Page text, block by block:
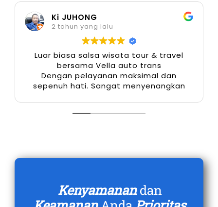
5. Performa Andal dan Keamanan
Maksimal
Toyota Alphard memiliki mesin bertenaga serta
fitur keselamatan canggih seperti Vehicle
Stability Control, Hill-Start Assist, dan 7 SRS
Airbags. Dalam menghadapi kondisi jalan di
Kalimantan yang bervariasi, performa dan
keamanan menjadi keunggulan penting.
perawatan, karena unit yang disediakan selalu
6. Pilihan Warna dan Tipe Sesuai
Ki JUHONG
2 tahun yang lalu
Luar biasa salsa wisata tour & travel
bersama Vella auto trans
Dengan pelayanan maksimal dan
sepenuh hati. Sangat menyenangkan
Kenyamanandan